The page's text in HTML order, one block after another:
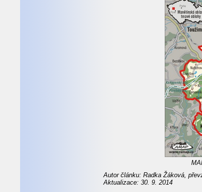
Autor článku: Radka Žáková,
Aktualizace: 30. 9. 2014